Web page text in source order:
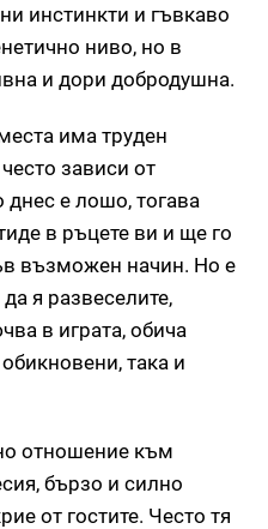
инстинкти и гъвкаво
ниво, но в
и дори добродушна.
има труден
зависи от
днес е лошо, тогава
в ръцете ви и ще го
възможен начин. Но е
я развеселите,
в играта, обича
така и
отношение към
бързо и силно
от гостите. Често тя